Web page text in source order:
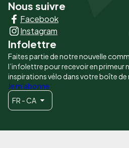
Liens
principaux
Nous suivre
Facebook
Instagram
Infolettre
Faites partie de notre nouvelle
l’infolettre pour recevoir en primeur
inspirations vélo dans votre boîte de
Je m'abonne
FR - CA